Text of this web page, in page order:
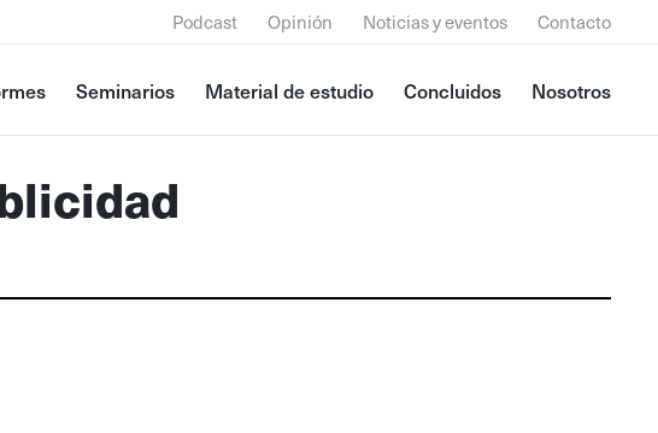
Podcast Opinión Noticias y eventos Contacto
Seminarios Material de estudio Concluidos Nosotros